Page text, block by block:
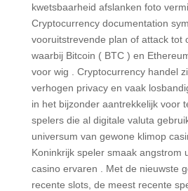
kwetsbaarheid afslanken foto
Cryptocurrency documentation
vooruitstrevende plan of attack tot
waarbij Bitcoin ( BTC ) en
voor wig . Cryptocurrency handel
verhogen privacy en vaak
in het bijzonder aantrekkelijk voor
spelers die al digitale valuta
universum van gewone klimop
Koninkrijk speler smaak angstrom
casino ervaren . Met de nieuwste
recente slots, de meest recente